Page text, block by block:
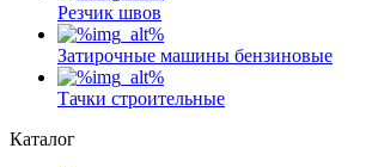
Резчик швов
Затирочные машины бензиновые
Тачки строительные
Каталог